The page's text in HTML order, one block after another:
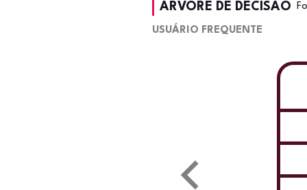
ÁRVORE DE DECISÃO
USUÁRIO FREQUENTE